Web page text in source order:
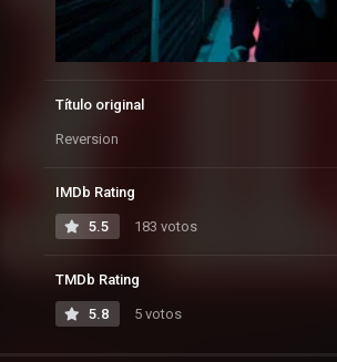
Título original
Reversion
IMDb Rating
5.5 183 votos
TMDb Rating
5.8 5 votos